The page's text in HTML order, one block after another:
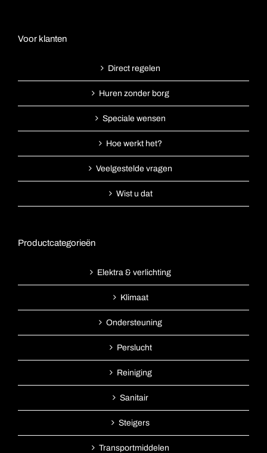
Voor klanten
Direct regelen
Huren zonder borg
Speciale wensen
Hoe werkt het?
Veelgestelde vragen
Wist u dat
Productcategorieën
Elektra & verlichting
Klimaat
Ondersteuning
Perslucht
Reiniging
Sanitair
Steigers
Transportmiddelen